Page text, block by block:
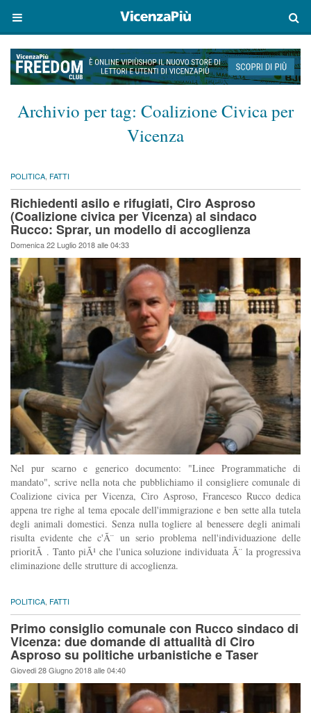
Archivio per tag: Coalizione Civica per
Vicenza
POLITICA, FATTI
Richiedenti asilo e rifugiati, Ciro Asproso
(Coalizione civica per Vicenza) al sindaco
Rucco: Sprar, un modello di accoglienza
Domenica 22 Luglio 2018 alle 04:33
Nel pur scarno e generico documento: "Linee Programmatiche di
mandato", scrive nella nota che pubblichiamo il consigliere comunale di
Coalizione civica per Vicenza, Ciro Asproso, Francesco Rucco dedica
appena tre righe al tema epocale dell'immigrazione e ben sette alla tutela
degli animali domestici. Senza nulla togliere al benessere degli animali
risulta evidente che c'Ã¨ un serio problema nell'individuazione delle
prioritÃ . Tanto piÃ¹ che l'unica soluzione individuata Ã¨ la progressiva
eliminazione delle strutture di accoglienza.
POLITICA FATTI
Primo consiglio comunale con Rucco sindaco di
Vicenza: due domande di attualità di Ciro
Asproso su politiche urbanistiche e Taser
Giovedi 28 Giugno 2018 alle 04:40